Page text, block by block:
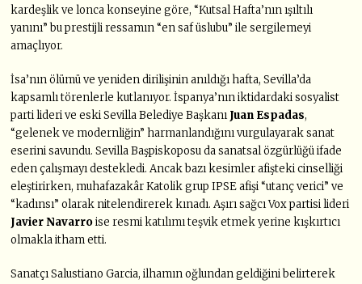
kardeşlik ve lonca konseyine göre, “Kutsal Hafta’nın ışıltılı
yanını” bu prestijli ressamın “en saf üslubu” ile sergilemeyi
amaçlıyor.
İsa’nın ölümü ve yeniden dirilişinin anıldığı hafta, Sevilla’da
kapsamlı törenlerle kutlanıyor. İspanya’nın iktidardaki sosyalist
parti lideri ve eski Sevilla Belediye Başkanı Juan Espadas,
“gelenek ve modernliğin” harmanlandığını vurgulayarak sanat
eserini savundu. Sevilla Başpiskoposu da sanatsal özgürlüğü ifade
eden çalışmayı destekledi. Ancak bazı kesimler afişteki cinselliği
eleştirirken, muhafazakâr Katolik grup IPSE afişi “utanç verici” ve
“kadınsı” olarak nitelendirerek kınadı. Aşırı sağcı Vox partisi lideri
Javier Navarroise resmi katılımı teşvik etmek yerine kışkırtıcı
olmakla itham etti.
Sanatçı Salustiano Garcia, ilhamın oğlundan geldiğini belirterek